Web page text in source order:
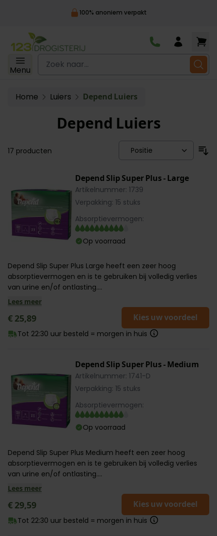
100% anoniem verpakt
Ga naar de inhoud
Menu
Zoek naar...
Home Luiers Depend Luiers
Depend Luiers
17 producten
Depend Slip Super Plus - Large
Artikelnummer: 1739
Verpakking: 15 stuks
Absorptievermogen:
Op voorraad
Depend Slip Super Plus Large heeft een zeer hoog
absorptievermogen en is te gebruiken bij volledig verlies
van urine en/of ontlasting....
Lees meer
€ 25,89 Kies uw voordeel
Tot 22:30 uur besteld = morgen in huis
Depend Slip Super Plus - Medium
Artikelnummer: 1741-D
Verpakking: 15 stuks
Absorptievermogen:
Op voorraad
Depend Slip Super Plus Medium heeft een zeer hoog
absorptievermogen en is te gebruiken bij volledig verlies
van urine en/of ontlasting....
Lees meer
€ 29,59 Kies uw voordeel
Tot 22:30 uur besteld = morgen in huis